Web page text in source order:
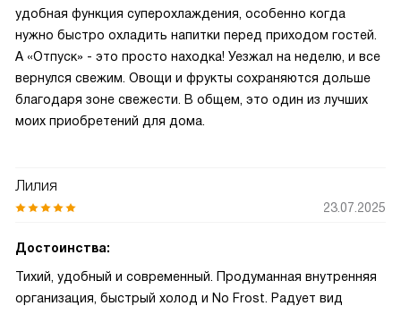
удобная функция суперохлаждения, особенно когда
нужно быстро охладить напитки перед приходом гостей.
А «Отпуск» - это просто находка! Уезжал на неделю, и все
вернулся свежим. Овощи и фрукты сохраняются дольше
благодаря зоне свежести. В общем, это один из лучших
моих приобретений для дома.
Лилия
23.07.2025
Достоинства:
Тихий, удобный и современный. Продуманная внутренняя
организация, быстрый холод и No Frost. Радует вид